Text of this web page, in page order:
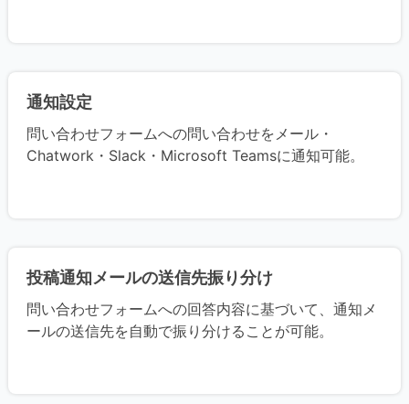
通知設定
問い合わせフォームへの問い合わせをメール・
Chatwork・Slack・Microsoft Teamsに通知可能。
投稿通知メールの送信先振り分け
問い合わせフォームへの回答内容に基づいて、通知メ
ールの送信先を自動で振り分けることが可能。